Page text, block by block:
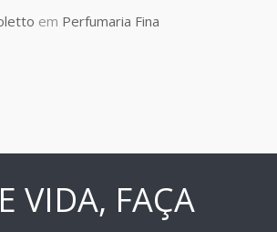
em Perfumaria Fina
VIDA, FAÇA